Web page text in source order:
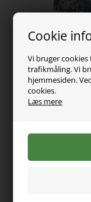
Cookie
Vi bruger
trafikmåling. Vi
hjemmesiden.
cookies.
Læs mere
129,00